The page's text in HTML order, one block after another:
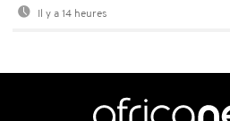
Il y a 14 heures